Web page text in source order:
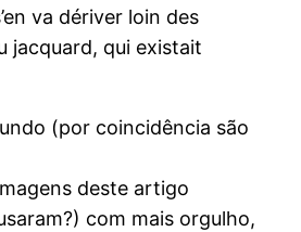
va dériver loin des
jacquard, qui existait
(por coincidência são
deste artigo
com mais orgulho,